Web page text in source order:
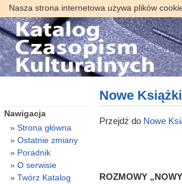
Nasza strona internetowa używa plików
Nowe
Przejdź do Nowe
ROZMOWY
Nawigacja
Strona główna
Ostatnie zmiany
Poradnik
O serwisie
Twórz Katalog